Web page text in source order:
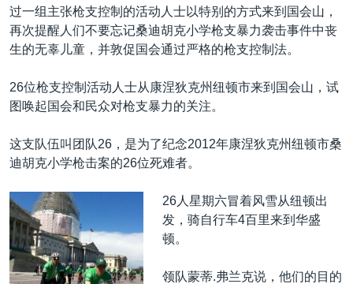
重要讲话与声明
台海两岸关系
关注西藏
GEN Z 看美国
其他语言网站
过一组主张枪支控制的活动人士以特别的方式来到国会山，
再次提醒人们不要忘记桑迪胡克小学枪支暴力袭击事件中丧
生的无辜儿童，并敦促国会通过严格的枪支控制法。
26位枪支控制活动人士从康涅狄克州纽顿市来到国会山，试
图唤起国会和民众对枪支暴力的关注。
这支队伍叫团队26，是为了纪念2012年康涅狄克州纽顿市桑
迪胡克小学枪击案的26位死难者。
26人星期六冒着风雪从纽顿出
发，骑自行车4百里来到华盛
顿。
领队蒙蒂.弗兰克说，他们的目的